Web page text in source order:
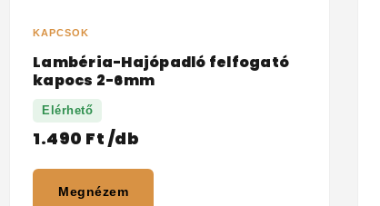
KAPCSOK
Lambéria-Hajópadló felfogató
kapocs 2-6mm
Elérhető
1.490 Ft /db
Megnézem